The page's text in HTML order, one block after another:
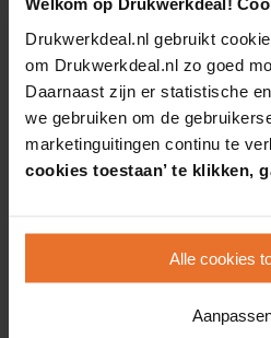
Drukwerkdeal.nl gebruikt
om Drukwerkdeal.nl zo goed
Daarnaast zijn er statistische
we gebruiken om de
marketinguitingen continu te
cookies toestaan’ te klikken,
Alle cookies